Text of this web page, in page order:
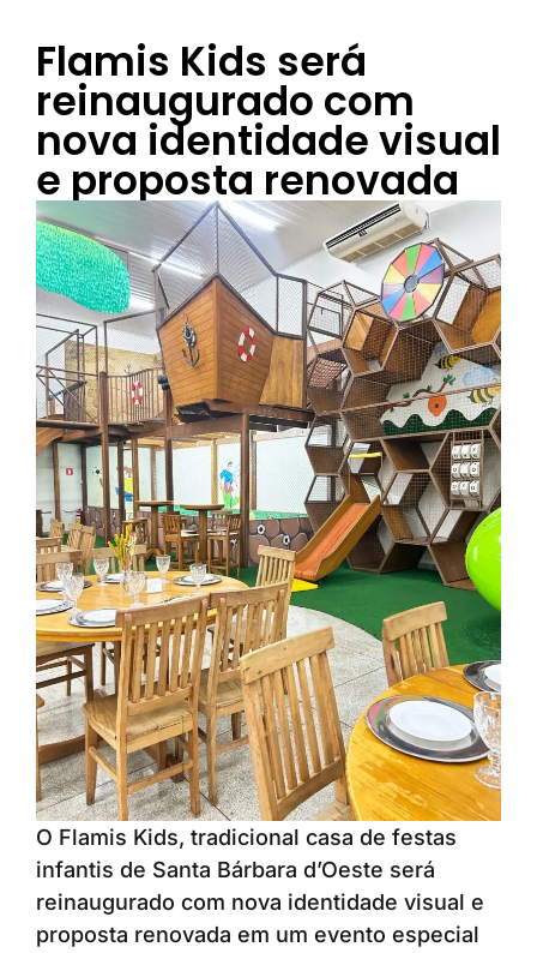
Flamis Kids será
reinaugurado com
nova identidade visual
e proposta renovada
O Flamis Kids, tradicional casa de festas
infantis de Santa Bárbara d’Oeste será
reinaugurado com nova identidade visual e
proposta renovada em um evento especial